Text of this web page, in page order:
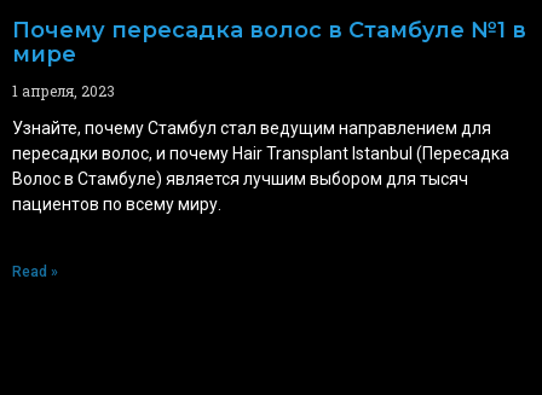
Почему пересадка волос в Стамбуле №1 в
мире
1 апреля, 2023
Узнайте, почему Стамбул стал ведущим направлением для
пересадки волос, и почему Hair Transplant Istanbul (Пересадка
Волос в Стамбуле) является лучшим выбором для тысяч
пациентов по всему миру.
Read »